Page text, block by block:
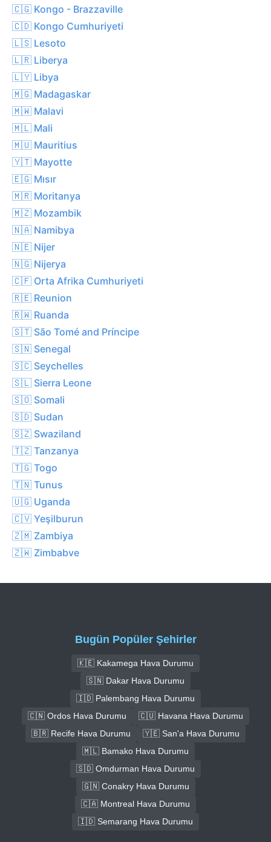
🇨🇬 Kongo - Brazzaville
🇨🇩 Kongo Cumhuriyeti
🇱🇸 Lesoto
🇱🇷 Liberya
🇱🇾 Libya
🇲🇬 Madagaskar
🇲🇼 Malavi
🇲🇱 Mali
🇲🇺 Mauritius
🇾🇹 Mayotte
🇪🇬 Mısır
🇲🇷 Moritanya
🇲🇿 Mozambik
🇳🇦 Namibya
🇳🇪 Nijer
🇳🇬 Nijerya
🇨🇫 Orta Afrika Cumhuriyeti
🇷🇪 Reunion
🇷🇼 Ruanda
🇸🇹 São Tomé and Príncipe
🇸🇳 Senegal
🇸🇨 Seychelles
🇸🇱 Sierra Leone
🇸🇴 Somali
🇸🇩 Sudan
🇸🇿 Swaziland
🇹🇿 Tanzanya
🇹🇬 Togo
🇹🇳 Tunus
🇺🇬 Uganda
🇨🇻 Yeşilburun
🇿🇲 Zambiya
🇿🇼 Zimbabve
Bugün Popüler Şehirler
🇰🇪 Kakamega Hava Durumu
🇸🇳 Dakar Hava Durumu
🇮🇩 Palembang Hava Durumu
🇨🇳 Ordos Hava Durumu
🇨🇺 Havana Hava Durumu
🇧🇷 Recife Hava Durumu
🇾🇪 San'a Hava Durumu
🇲🇱 Bamako Hava Durumu
🇸🇩 Omdurman Hava Durumu
🇬🇳 Conakry Hava Durumu
🇨🇦 Montreal Hava Durumu
🇮🇩 Semarang Hava Durumu